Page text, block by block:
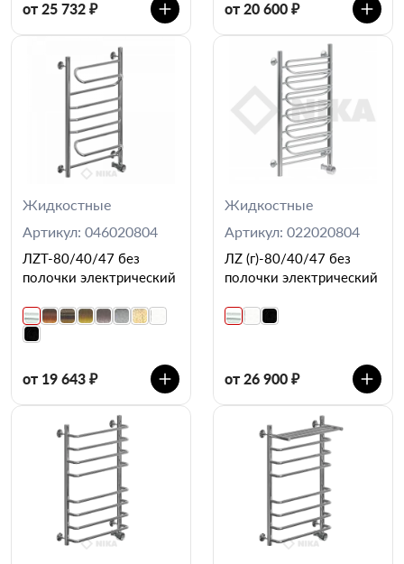
от 25 732 ₽ от 20 600 ₽
Жидкостные
Артикул: 046020804
ЛZT-80/40/47 без
полочки электрический
от 19 643 ₽
Жидкостные
Артикул: 022020804
ЛZ (г)-80/40/47 без
полочки электрический
от 26 900 ₽